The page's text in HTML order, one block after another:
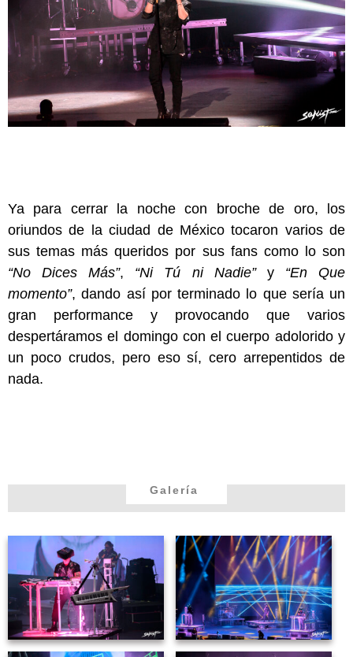
Ya para cerrar la noche con broche de oro, los
oriundos de la ciudad de México tocaron varios de
sus temas más queridos por sus fans como lo son
“No Dices Más”, “Ni Tú ni Nadie”y “En Que
momento”, dando así por terminado lo que sería un
gran performance y provocando que varios
despertáramos el domingo con el cuerpo adolorido y
un poco crudos, pero eso sí, cero arrepentidos de
nada.
Galería